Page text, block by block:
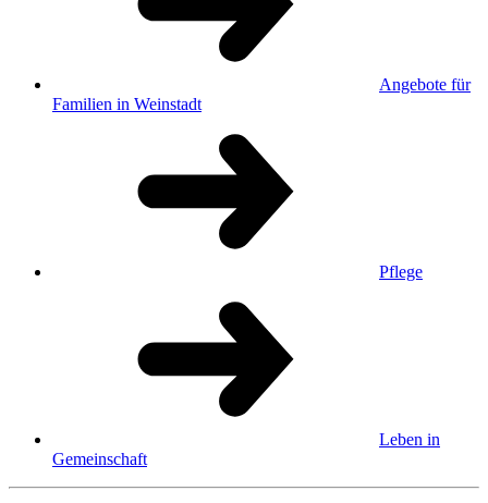
Angebote für
Familien in Weinstadt
Pflege
Leben in
Gemeinschaft